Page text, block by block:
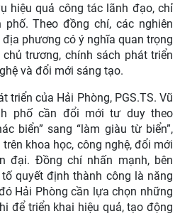
hiệu quả công tác lãnh đạo, chỉ
Theo đồng chí, các nghiên
phương có ý nghĩa quan trọng
trương, chính sách phát triển
và đổi mới sáng tạo.
triển của Hải Phòng, PGS.TS. Vũ
phố cần đổi mới tư duy theo
biển” sang “làm giàu từ biển”,
khoa học, công nghệ, đổi mới
đại. Đồng chí nhấn mạnh, bên
quyết định thành công là năng
Hải Phòng cần lựa chọn những
để triển khai hiệu quả, tạo động